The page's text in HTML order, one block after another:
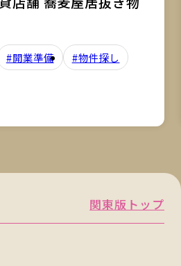
#開業準備
#物件探し
関東版トップ